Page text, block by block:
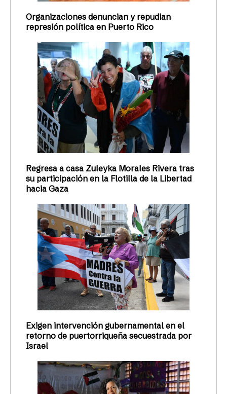
Organizaciones denuncian y repudian
represión política en Puerto Rico
Regresa a casa Zuleyka Morales Rivera tras
su participación en la Flotilla de la Libertad
hacia Gaza
Exigen intervención gubernamental en el
retorno de puertorriqueña secuestrada por
Israel